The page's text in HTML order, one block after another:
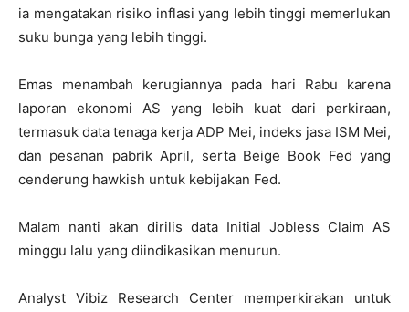
ia mengatakan risiko inflasi yang lebih tinggi memerlukan
suku bunga yang lebih tinggi.
Emas menambah kerugiannya pada hari Rabu karena
laporan ekonomi AS yang lebih kuat dari perkiraan,
termasuk data tenaga kerja ADP Mei, indeks jasa ISM Mei,
dan pesanan pabrik April, serta Beige Book Fed yang
cenderung hawkish untuk kebijakan Fed.
Malam nanti akan dirilis data Initial Jobless Claim AS
minggu lalu yang diindikasikan menurun.
Analyst Vibiz Research Center memperkirakan untuk